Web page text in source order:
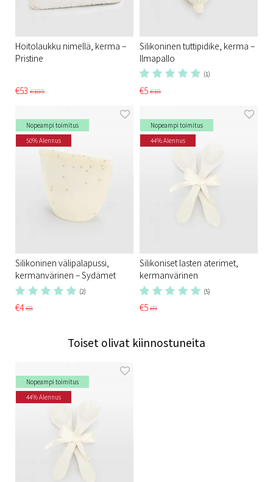
Hoitolaukku nimellä, kerma –
Pristine
€53 €105
Silikoninen tuttipidike, kerma –
Ilmapallo
(1)
€5€10
Nopeampi toimitus
50% Alennus
Silikoninen välipalapussi,
kermanvärinen – Sydämet
(2)
€4€8
Nopeampi toimitus
44% Alennus
Silikoniset lasten aterimet,
kermanvärinen
(5)
€5€9
Toiset olivat kiinnostuneita
Nopeampi toimitus
44% Alennus